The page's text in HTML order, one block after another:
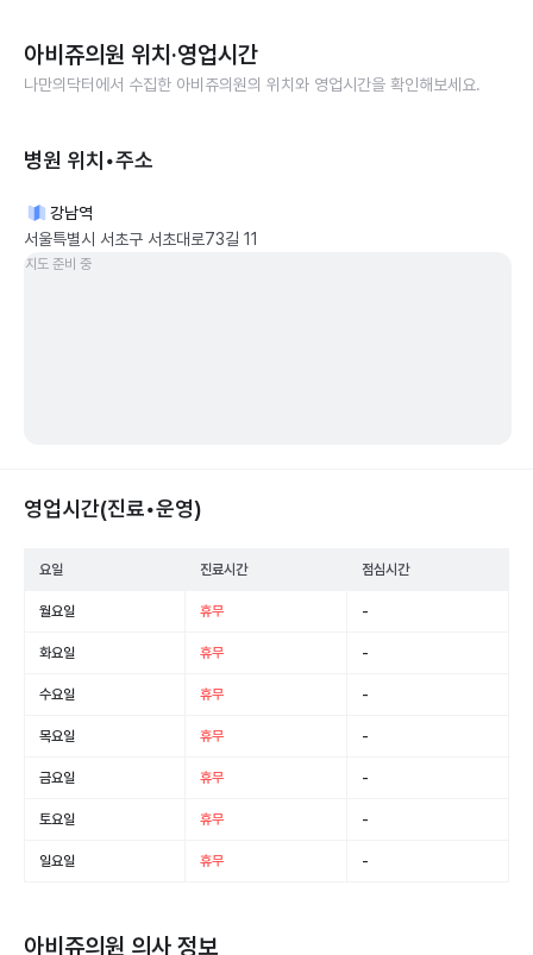
아비쥬의원 위치·영업시간
나만의닥터에서 수집한 아비쥬의원의 위치와 영업시간을 확인해보세요.
병원 위치•주소
강남역
서울특별시 서초구 서초대로73길 11
지도 준비 중
영업시간(진료•운영)
요일 진료시간 점심시간
월요일 휴무 -
화요일 휴무 -
수요일 휴무 -
목요일 휴무 -
금요일 휴무 -
토요일 휴무 -
일요일 휴무 -
아비쥬의원 의사 정보